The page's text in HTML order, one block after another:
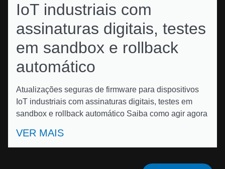
IoT industriais com
assinaturas digitais, testes
em sandbox e rollback
automático
Atualizações seguras de firmware para dispositivos
IoT industriais com assinaturas digitais, testes em
sandbox e rollback automático Saiba como agir agora
VER MAIS